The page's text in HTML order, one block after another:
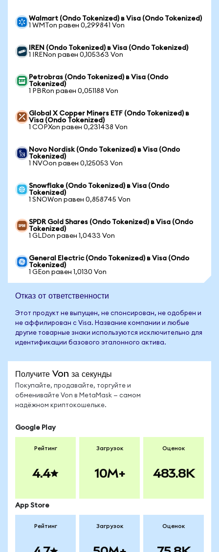
Walmart (Ondo Tokenized) в Visa (Ondo Tokenized)
1 WMTon равен 0,299841 Von
IREN (Ondo Tokenized) в Visa (Ondo Tokenized)
1 IRENon равен 0,105363 Von
Petrobras (Ondo Tokenized) в Visa (Ondo
Tokenized)
1 PBRon равен 0,051188 Von
Global X Copper Miners ETF (Ondo Tokenized) в
Visa (Ondo Tokenized)
1 COPXon равен 0,231438 Von
Novo Nordisk (Ondo Tokenized) в Visa (Ondo
Tokenized)
1 NVOon равен 0,125053 Von
Snowflake (Ondo Tokenized) в Visa (Ondo
Tokenized)
1 SNOWon равен 0,858745 Von
SPDR Gold Shares (Ondo Tokenized) в Visa (Ondo
Tokenized)
1 GLDon равен 1,0433 Von
General Electric (Ondo Tokenized) в Visa (Ondo
Tokenized)
1 GEon равен 1,0130 Von
Отказ от ответственности
Этот продукт не выпущен, не спонсирован, не одобрен и
не аффилирован с Visa. Название компании и любые
другие товарные знаки используются исключительно для
идентификации базового эталонного актива.
Получите Von за секунды
Покупайте, продавайте, торгуйте и
обменивайте Von в MetaMask — самом
надёжном криптокошельке.
Google Play
Рейтинг
4.4
Загрузок
10M+
Оценок
483.8K
App Store
Рейтинг Загрузок Оценок